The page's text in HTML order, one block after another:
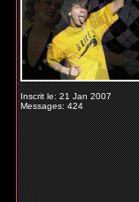
Inscrit le: 21 Jan 2007
Messages: 424